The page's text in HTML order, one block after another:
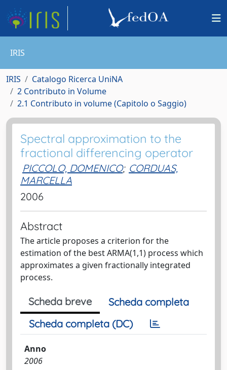
IRIS
IRIS
Catalogo Ricerca UniNA
2 Contributo in Volume
2.1 Contributo in volume (Capitolo o Saggio)
Spectral approximation to the
fractional differencing operator
PICCOLO, DOMENICO; CORDUAS,
MARCELLA
2006
Abstract
The article proposes a criterion for the
estimation of the best ARMA(1,1) process which
approximates a given fractionally integrated
process.
Scheda breve
Scheda completa
Scheda completa (DC)
Anno
2006